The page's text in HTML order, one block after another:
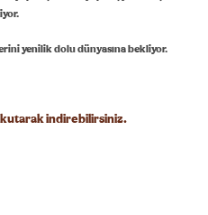
yenilik dolu dünyasına bekliyor.
indirebilirsiniz.